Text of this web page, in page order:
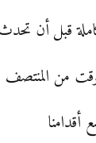
قبل أن
من المنتصف
أقدامنا